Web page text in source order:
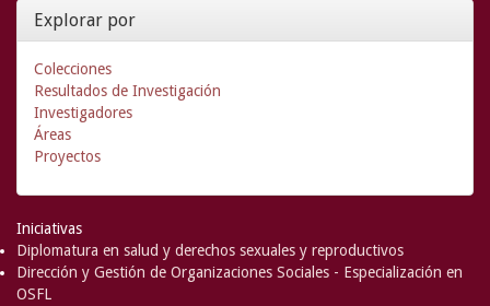
Explorar por
Colecciones
Resultados de Investigación
Investigadores
Áreas
Proyectos
Iniciativas
Diplomatura en salud y derechos sexuales y reproductivos
Dirección y Gestión de Organizaciones Sociales - Especialización en
OSFL